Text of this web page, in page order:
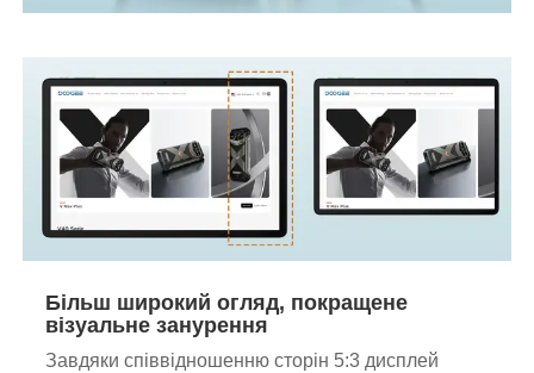
Більш широкий огляд, покращене
візуальне занурення
Завдяки співвідношенню сторін 5:3 дисплей